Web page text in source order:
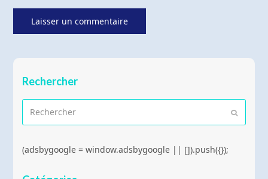
Rechercher
Envoyer
(adsbygoogle = window.adsbygoogle || []).push({});